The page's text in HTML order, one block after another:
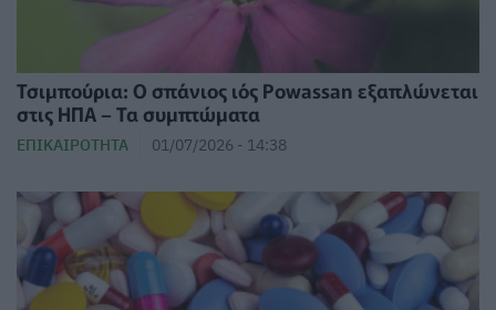
Τσιμπούρια: Ο σπάνιος ιός Powassan εξαπλώνεται
στις ΗΠΑ – Τα συμπτώματα
ΕΠΙΚΑΙΡΌΤΗΤΑ 01/07/2026 - 14:38